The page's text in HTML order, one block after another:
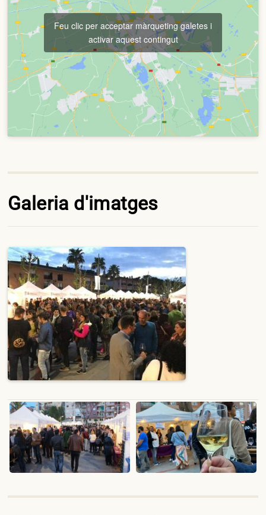
Feu clic per acceptar màrqueting galetes i
activar aquest contingut
Galeria d'imatges